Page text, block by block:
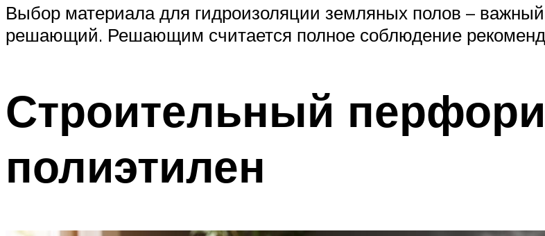
Выбор материала для гидроизоляции земляных полов –
решающий. Решающим считается полное соблюдение
Строительный
полиэтилен